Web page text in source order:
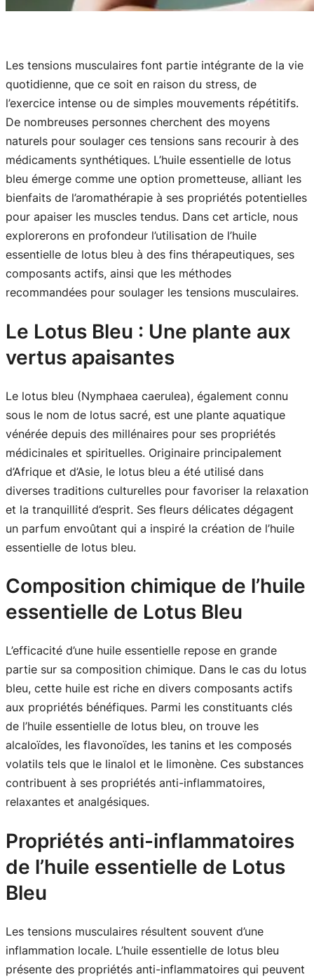
Les tensions musculaires font partie intégrante de la vie
quotidienne, que ce soit en raison du stress, de
l’exercice intense ou de simples mouvements répétitifs.
De nombreuses personnes cherchent des moyens
naturels pour soulager ces tensions sans recourir à des
médicaments synthétiques. L’huile essentielle de lotus
bleu émerge comme une option prometteuse, alliant les
bienfaits de l’aromathérapie à ses propriétés potentielles
pour apaiser les muscles tendus. Dans cet article, nous
explorerons en profondeur l’utilisation de l’huile
essentielle de lotus bleu à des fins thérapeutiques, ses
composants actifs, ainsi que les méthodes
recommandées pour soulager les tensions musculaires.
Le Lotus Bleu : Une plante aux
vertus apaisantes
Le lotus bleu (Nymphaea caerulea), également connu
sous le nom de lotus sacré, est une plante aquatique
vénérée depuis des millénaires pour ses propriétés
médicinales et spirituelles. Originaire principalement
d’Afrique et d’Asie, le lotus bleu a été utilisé dans
diverses traditions culturelles pour favoriser la relaxation
et la tranquillité d’esprit. Ses fleurs délicates dégagent
un parfum envoûtant qui a inspiré la création de l’huile
essentielle de lotus bleu.
Composition chimique de l’huile
essentielle de Lotus Bleu
L’efficacité d’une huile essentielle repose en grande
partie sur sa composition chimique. Dans le cas du lotus
bleu, cette huile est riche en divers composants actifs
aux propriétés bénéfiques. Parmi les constituants clés
de l’huile essentielle de lotus bleu, on trouve les
alcaloïdes, les flavonoïdes, les tanins et les composés
volatils tels que le linalol et le limonène. Ces substances
contribuent à ses propriétés anti-inflammatoires,
relaxantes et analgésiques.
Propriétés anti-inflammatoires
de l’huile essentielle de Lotus
Bleu
Les tensions musculaires résultent souvent d’une
inflammation locale. L’huile essentielle de lotus bleu
présente des propriétés anti-inflammatoires qui peuvent